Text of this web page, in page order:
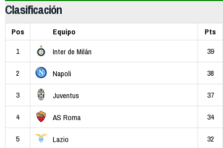
Clasificación
Pos Equipo
Pts
1
Inter de Milán 39
2 Napoli 38
3 Juventus 37
4 AS Roma 34
5 Lazio 32